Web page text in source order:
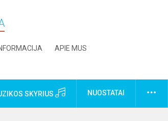
APIE MUS
SKYRIUS NUOSTATAI